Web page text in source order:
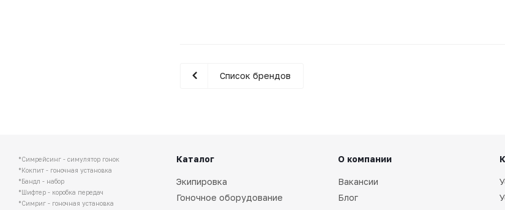
Список брендов
*Симрейсинг - симулятор гонок
*Кокпит - гоночная установка
*Бандл - набор
*Шифтер - коробка передач
*Симриг - гоночная установка
Каталог
Экипировка
Гоночное оборудование
О компании
Вакансии
Блог